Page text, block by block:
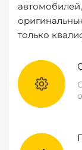
только